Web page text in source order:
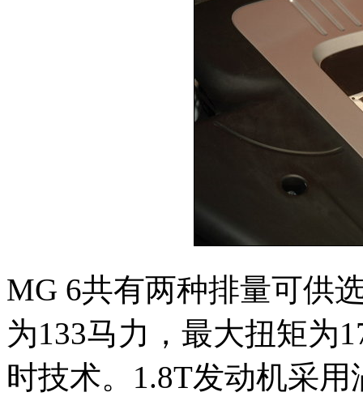
MG 6共有两种排量可供
为133马力，最大扭矩为
时技术。1.8T发动机采